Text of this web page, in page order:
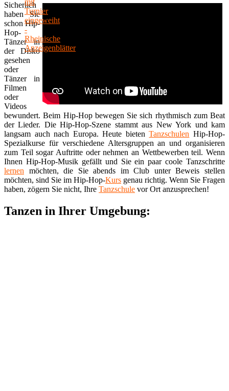
Sicherlich
haben Sie
schon Hip-
Hop-
Tänzer in
der Disko
gesehen
oder
Tänzer in
Filmen
oder
Videos
bewundert. Beim Hip-Hop bewegen Sie sich rhythmisch zum Beat
der Lieder. Die Hip-Hop-Szene stammt aus New York und kam
langsam auch nach Europa. Heute bietenTanzschulen Hip-Hop-
Spezialkurse für verschiedene Altersgruppen an und organisieren
zum Teil sogar Auftritte oder nehmen an Wettbewerben teil. Wenn
Ihnen Hip-Hop-Musik gefällt und Sie ein paar coole Tanzschritte
lernen möchten, die Sie abends im Club unter Beweis stellen
möchten, sind Sie im Hip-Hop-Kurs genau richtig. Wenn Sie Fragen
haben, zögern Sie nicht, Ihre Tanzschule vor Ort anzusprechen!
Tanzen in Ihrer Umgebung: